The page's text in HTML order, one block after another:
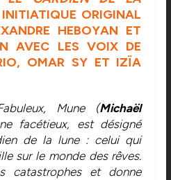
ORIGINAL
HEBOYAN ET
AVEC LES VOIX DE
OMAR SY ET IZÏA
Mune (Michaël
facétieux, est désigné
de la lune : celui qui
sur le monde des rêves.
catastrophes et donne